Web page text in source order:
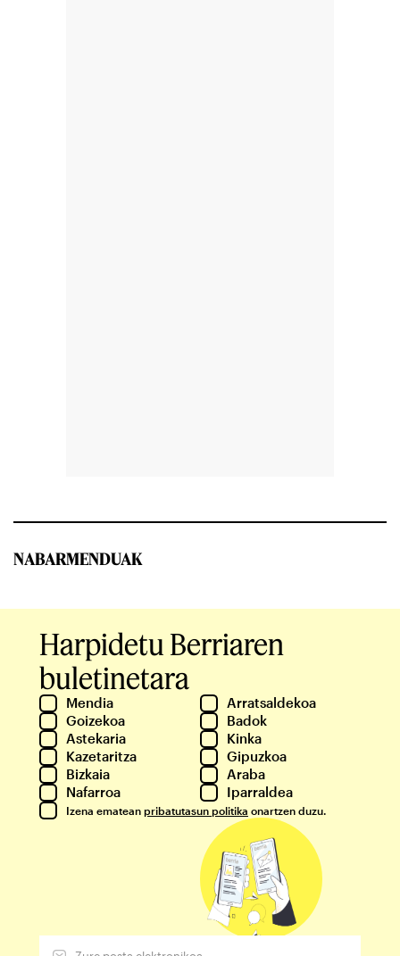
NABARMENDUAK
Harpidetu Berriaren
buletinetara
Mendia
Arratsaldekoa
Goizekoa
Badok
Astekaria
Kinka
Kazetaritza
Gipuzkoa
Bizkaia
Araba
Nafarroa
Iparraldea
Izena ematean pribatutasun politika onartzen duzu.